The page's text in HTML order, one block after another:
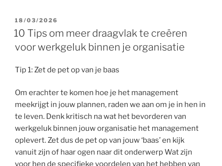
GEPLAATST
OP
18/03/2026
10 Tips om meer draagvlak te creëren
voor werkgeluk binnen je organisatie
Tip 1: Zet de pet op van je baas
Om erachter te komen hoe je het management
meekrijgt in jouw plannen, raden we aan om je in hen in
te leven. Denk kritisch na wat het bevorderen van
werkgeluk binnen jouw organisatie het management
oplevert. Zet dus de pet op van jouw ‘baas’ en kijk
vanuit zijn of haar ogen naar dit onderwerp Wat zijn
voor hen de specifieke voordelen van het hebben van